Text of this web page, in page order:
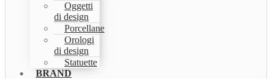
Oggetti
di design
Porcellane
Orologi
di design
Statuette
BRAND